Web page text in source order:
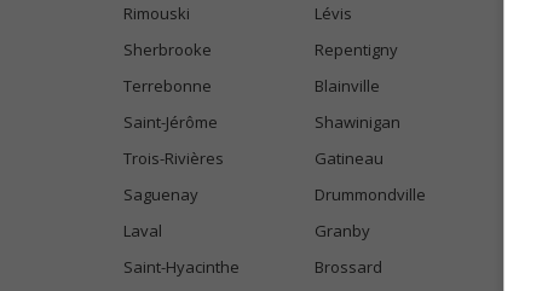
Rimouski
Lévis
Sherbrooke
Repentigny
Terrebonne
Blainville
Saint-Jérôme
Shawinigan
Trois-Rivières
Gatineau
Saguenay
Drummondville
Laval
Granby
Saint-Hyacinthe
Brossard